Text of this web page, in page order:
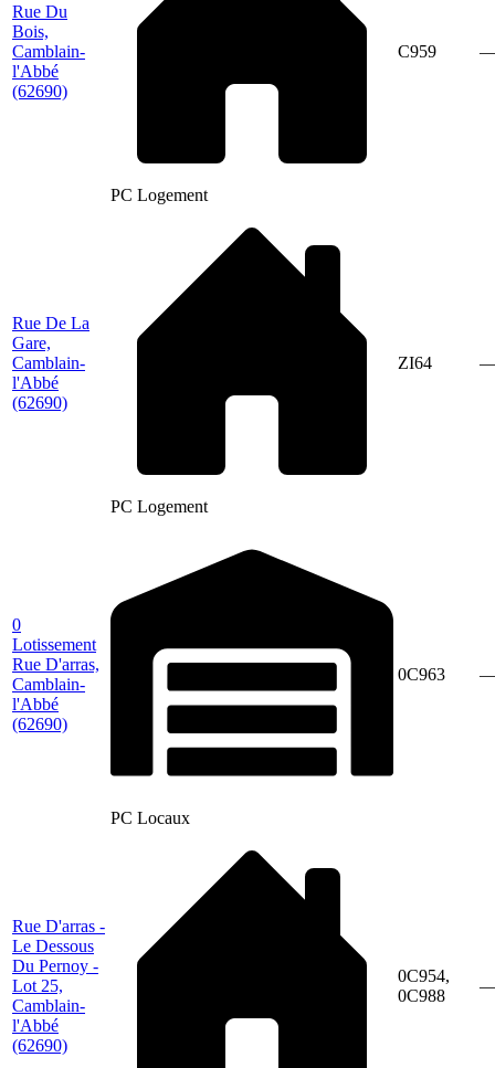
Rue Du
Bois,
Camblain-
l'Abbé
(62690)
PC Logement
C959
Rue De La
Gare,
Camblain-
l'Abbé
(62690)
PC Logement
ZI64
0
Lotissement
Rue D'arras,
Camblain-
l'Abbé
(62690)
PC Locaux
0C963
Rue D'arras -
Le Dessous
Du Pernoy -
Lot 25,
Camblain-
l'Abbé
(62690)
0C954,
0C988